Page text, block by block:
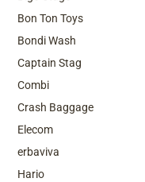
Bon Ton Toys
Bondi Wash
Captain Stag
Combi
Crash Baggage
Elecom
erbaviva
Hario